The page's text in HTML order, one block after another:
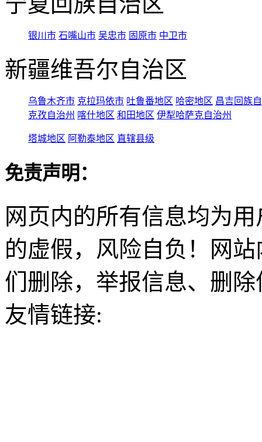
银川市 石嘴山市 吴忠市 固原市 中卫市
新疆维吾尔自治区
乌鲁木齐市 克拉玛依市 吐鲁番地区 哈密地区 昌吉回族
克孜自治州 喀什地区 和田地区 伊犁哈萨克自治州
塔城地区 阿勒泰地区 直辖县级
免责声明：
网页内的所有信息均为
的虚假，风险自负！网
们删除，举报信息、删
友情链接: